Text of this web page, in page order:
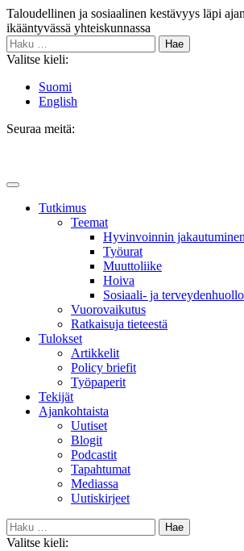
Siirry
sisältöön
Taloudellinen ja sosiaalinen kestävyys läpi
ikääntyvässä yhteiskunnassa
Haku:
Valitse kieli:
Suomi
English
Seuraa meitä:
Main
Tutkimus
Teemat
Hyvinvoin­nin jakautuminen
Työurat
Muutto­liike
Hoiva
Sosiaali- ja
Vuorovaikutus
Ratkaisuja tieteestä
Tulokset
Artikkelit
Policy briefit
Työpaperit
Tekijät
Ajankohtaista
Uutiset
Blogit
Podcastit
Tapahtumat
Mediassa
Uutiskirjeet
Haku:
Valitse kieli: